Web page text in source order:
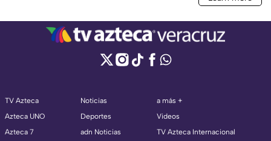
TV Azteca
Azteca UNO
Azteca 7
Noticias
Deportes
adn Noticias
a más +
Videos
TV Azteca Internacional